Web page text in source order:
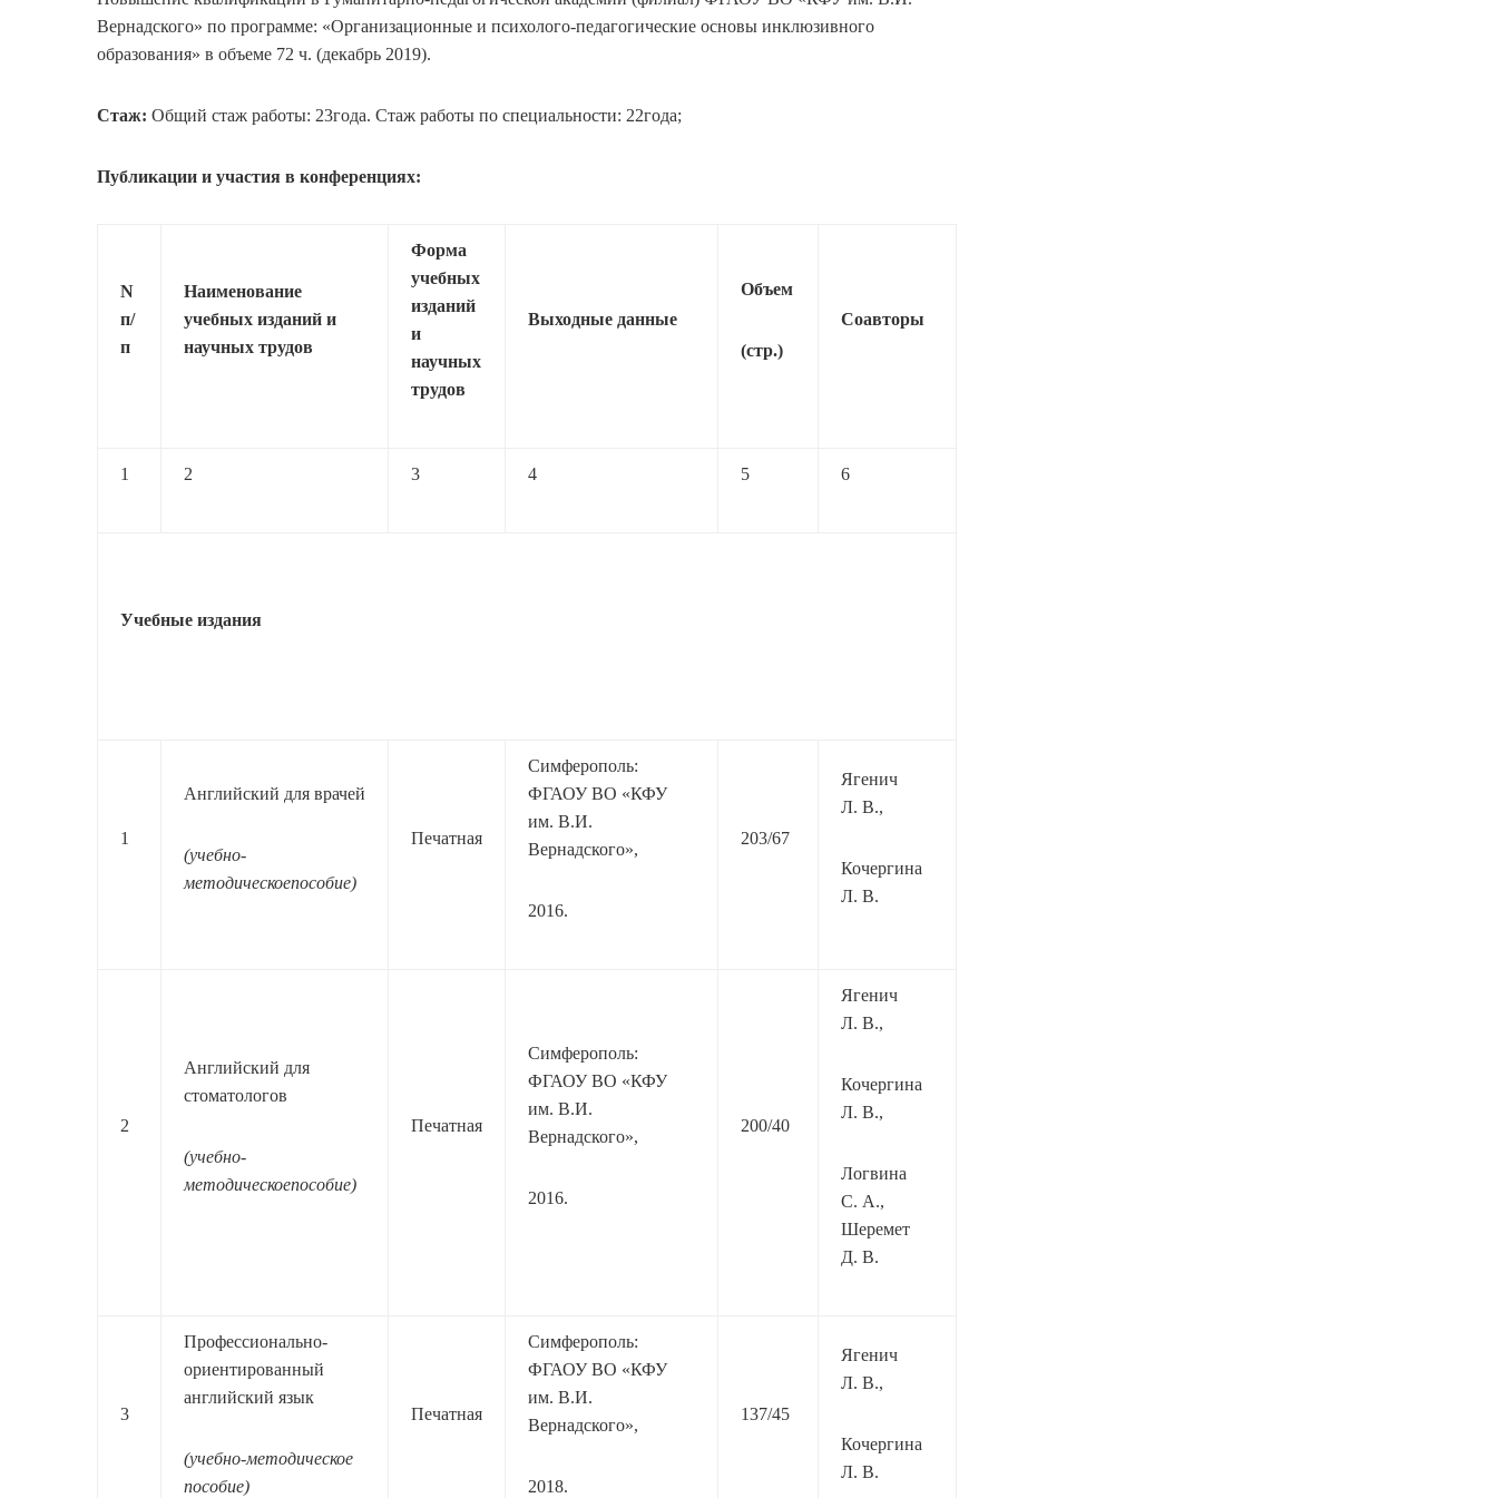
Вернадского» по программе: «Организационные и психолого-педагогические основы инклюзивного
образования» в объеме 72 ч. (декабрь 2019).
Стаж: Общий стаж работы: 23года. Стаж работы по специальности: 22года;
Публикации и участия в конференциях:
N
п/
п
Наименование
учебных изданий и
научных трудов
Форма
учебных
изданий
и
научных
трудов
Выходные данные
Объем
(стр.)
Соавторы
1 2 3 4 5 6
Учебные издания
1
Английский для врачей
(учебно-
методическоепособие)
Печатная
Симферополь:
ФГАОУ ВО «КФУ
им. В.И.
Вернадского»,
2016.
203/67
Ягенич
Л. В.,
Кочергина
Л. В.
2
Английский для
стоматологов
(учебно-
методическоепособие)
Печатная
Симферополь:
ФГАОУ ВО «КФУ
им. В.И.
Вернадского»,
2016.
200/40
Ягенич
Л. В.,
Кочергина
Л. В.,
Логвина
С. А.,
Шеремет
Д. В.
3
Профессионально-
ориентированный
английский язык
(учебно-методическое
пособие)
Печатная
Симферополь:
ФГАОУ ВО «КФУ
им. В.И.
Вернадского»,
2018.
137/45
Ягенич
Л. В.,
Кочергина
Л. В.